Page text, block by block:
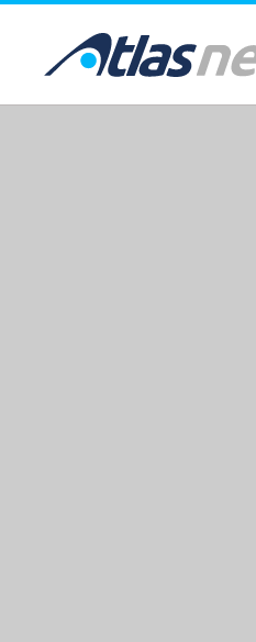
common.go-to-content